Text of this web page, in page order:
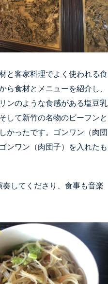
と客家料理でよく使われる食
食材とメニューを紹介し、
ンのような食感がある塩豆乳
して新竹の名物のビーフンと
かったです。ゴンワン（肉団
ンワン（肉団子）を入れたも
してくださり、食事も音楽